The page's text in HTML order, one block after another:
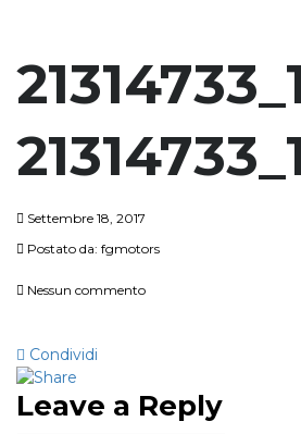
Settembre 18, 2017
Postato da: fgmotors
Nessun commento
Condividi
Leave a Reply